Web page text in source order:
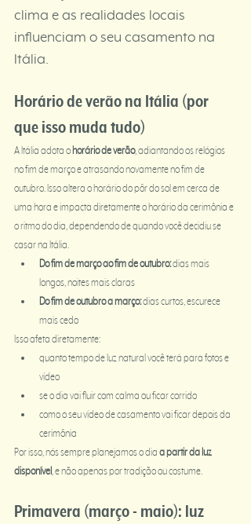
clima e as realidades locais
influenciam o seu casamento na
Itália.
Horário de verão na Itália (por
que isso muda tudo)
A Itália adota o horário de verão, adiantando os relógios
no fim de março e atrasando novamente no fim de
outubro. Isso altera o horário do pôr do sol em cerca de
uma hora e impacta diretamente o horário da cerimônia e
o ritmo do dia, dependendo de quando você decidiu se
casar na Itália.
Do fim de março ao fim de outubro: dias mais
longos, noites mais claras
Do fim de outubro a março: dias curtos, escurece
mais cedo
Isso afeta diretamente:
quanto tempo de luz natural você terá para fotos e
vídeo
se o dia vai fluir com calma ou ficar corrido
como o seu vídeo de casamento vai ficar depois da
cerimônia
Por isso, nós sempre planejamos o dia a partir da luz
disponível, e não apenas por tradição ou costume.
Primavera (março - maio): luz